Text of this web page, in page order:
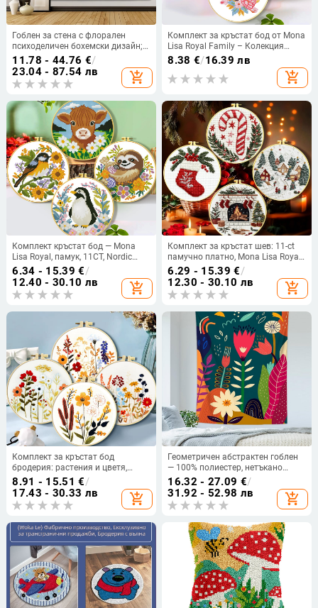
Гоблен за стена с флорален
психоделичен бохемски дизайн;
полиестер 100%, Nordic стил,
пейзажен мотив,
персонализиране; подходящ за
всекидневна, спалня, кабинет,
детска стая
11.78 - 44.76 €/
23.04 - 87.54 лв
add_shopping_cart
Комплект за кръстат бод от Mona
Lisa Royal Family – Колекция
пеперуди, памук, канва 11CT
8.38 €/16.39 лв
add_shopping_cart
Комплект кръстат бод — Mona
Lisa Royal, памук, 11CT, Nordic
животинска серия
6.34 - 15.39 €/
12.40 - 30.10 лв
add_shopping_cart
Комплект за кръстат шев: 11-ct
памучно платно, Mona Lisa Royal
Family, код 68446, Коледен
комплект от четири части
6.29 - 15.39 €/
12.30 - 30.10 лв
add_shopping_cart
Комплект за кръстат бод
бродерия: растения и цветя,
памучно платно, стил Нов
китайски стил
8.91 - 15.51 €/
17.43 - 30.33 лв
add_shopping_cart
Геометричен абстрактен гоблен
— 100% полиестер, нетъкано
тъкане, правоъгълен стенен
декор за дневна и спалня, ръчно
пране
16.32 - 27.09 €/
31.92 - 52.98 лв
add_shopping_cart